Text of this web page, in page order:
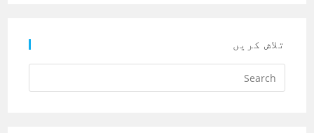
تلاش کریں